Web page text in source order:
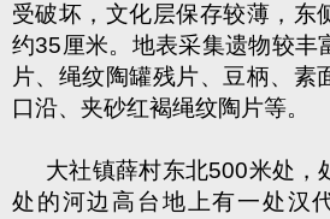
受破坏，文化层保存较薄，东
约35厘米。地表采集遗物较丰
片、绳纹陶罐残片、豆柄、素
口沿、夹砂红褐绳纹陶片等。
大社镇薛村东北500米处，
处的河边高台地上有一处汉